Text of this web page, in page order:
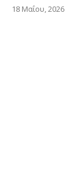
18 Μαΐου, 2026